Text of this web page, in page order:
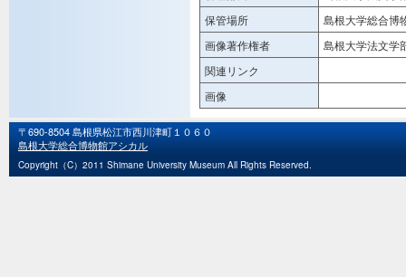
保管場所
島根大学総合博
画像著作権者
島根大学法文学
関連リンク
画像
〒690-8504 島根県松江市西川津町１０６０
島根大学総合博物館アシカル
Copyright（C）2011 Shimane University Museum All Rights Reserved.